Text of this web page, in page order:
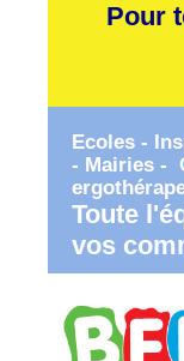
Pour
Ecoles -
- Mairies -
Toute
vos